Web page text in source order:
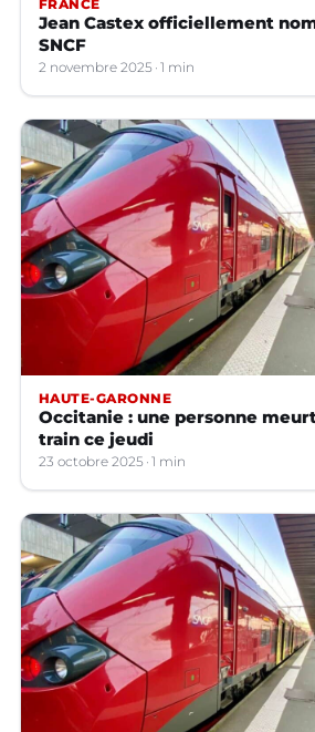
FRANCE
Jean Castex officiellement
SNCF
2 novembre 2025 1 min
HAUTE-GARONNE
Occitanie : une personne
train ce jeudi
23 octobre 2025 1 min